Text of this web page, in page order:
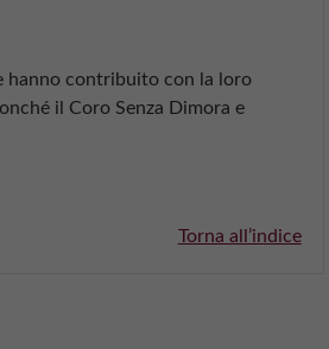
hanno contribuito con la loro
il Coro Senza Dimora e
Torna all’indice